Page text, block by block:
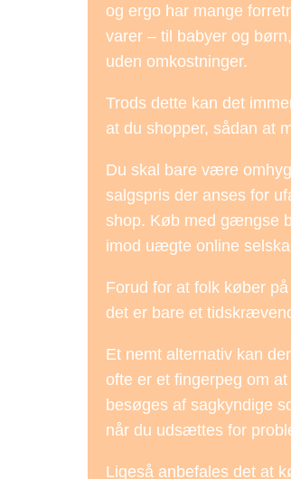
og ergo har mange
varer – til babyer og
uden omkostninger.
Trods dette kan det
at du shopper, sådan at
Du skal bare være
salgspris der anses for
shop. Køb med gængse
imod uægte online
Forud for at folk køber
det er bare et
Et nemt alternativ kan
ofte er et fingerpeg om
besøges af sagkyndige
når du udsættes for
Ligeså anbefales det at